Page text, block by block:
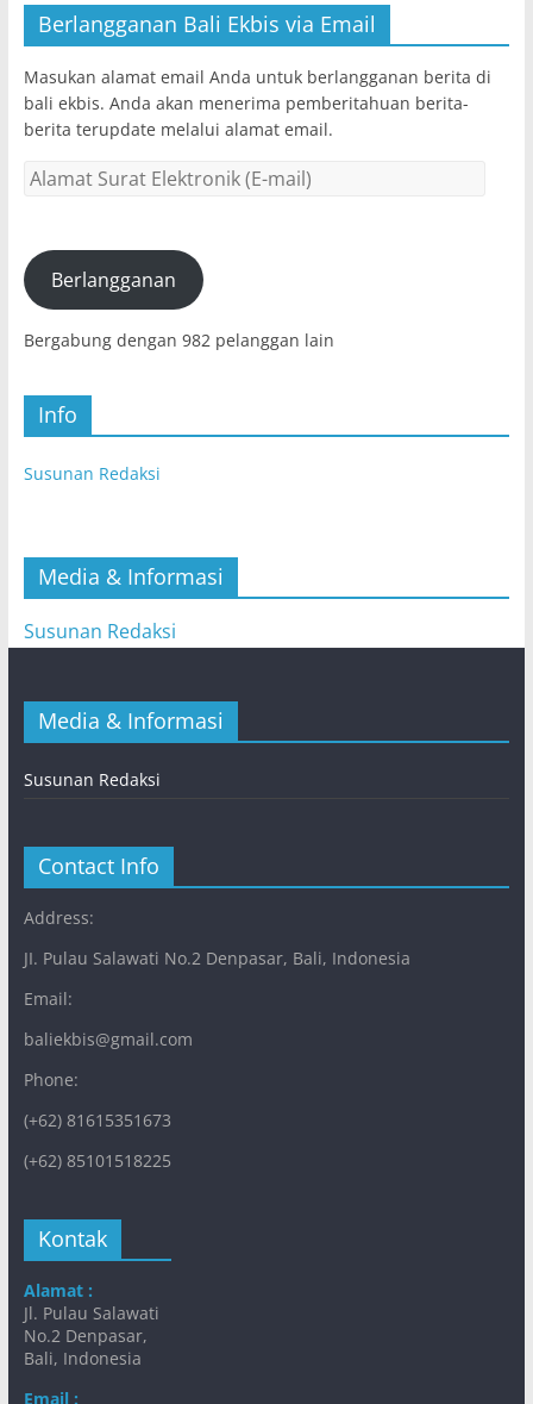
Berlangganan Bali Ekbis via Email
Masukan alamat email Anda untuk berlangganan berita di
bali ekbis. Anda akan menerima pemberitahuan berita-
berita terupdate melalui alamat email.
Alamat
(E-
mail)Berlangganan
Bergabung dengan 982 pelanggan lain
Info
Susunan Redaksi
Media & Informasi
Susunan Redaksi
Media & Informasi
Susunan Redaksi
Contact Info
Address:
JI. Pulau Salawati No.2 Denpasar, Bali, Indonesia
Email:
baliekbis@gmail.com
Phone:
(+62) 81615351673
(+62) 85101518225
Kontak
Alamat :
Jl. Pulau Salawati
No.2 Denpasar,
Bali, Indonesia
Email :